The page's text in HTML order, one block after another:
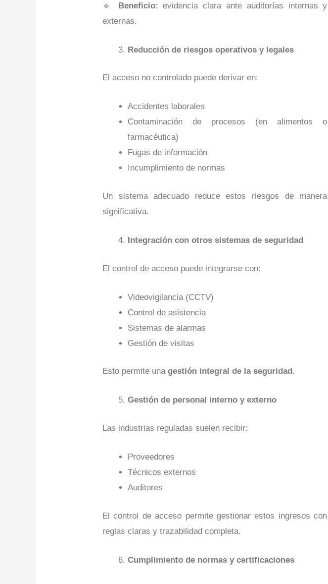
🔹 Beneficio: evidencia clara ante auditorías internas y
externas.
Reducción de riesgos operativos y legales
El acceso no controlado puede derivar en:
Accidentes laborales
Contaminación de procesos (en alimentos o
farmacéutica)
Fugas de información
Incumplimiento de normas
Un sistema adecuado reduce estos riesgos de manera
significativa.
Integración con otros sistemas de seguridad
El control de acceso puede integrarse con:
Videovigilancia (CCTV)
Control de asistencia
Sistemas de alarmas
Gestión de visitas
Esto permite unagestión integral de la seguridad .
Gestión de personal interno y externo
Las industrias reguladas suelen recibir:
Proveedores
Técnicos externos
Auditores
El control de acceso permite gestionar estos ingresos con
reglas claras y trazabilidad completa.
Cumplimiento de normas y certificaciones